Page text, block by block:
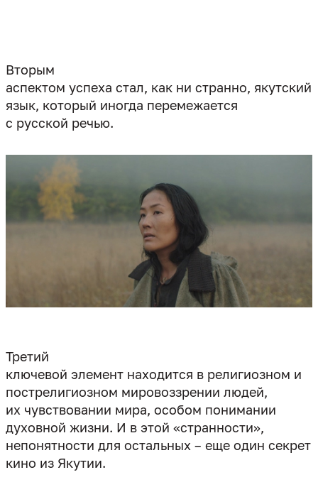
Вторым
аспектом успеха стал, как ни странно, якутский
язык, который иногда перемежается
с русской речью.
Третий
ключевой элемент находится в религиозном и
пострелигиозном мировоззрении людей,
их чувствовании мира, особом понимании
духовной жизни. И в этой «странности»,
непонятности для остальных – еще один секрет
кино из Якутии.